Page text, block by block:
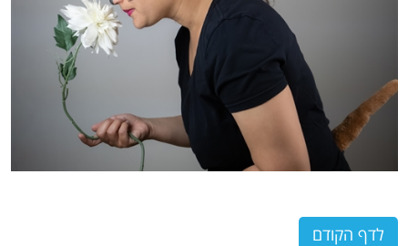
לדף הקודם